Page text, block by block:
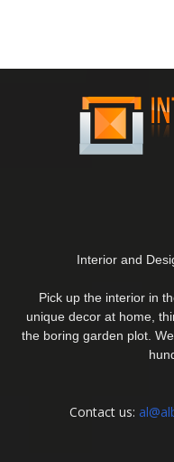
Interior and
Pick up the interior in
unique decor at home,
the boring garden plot.
Contact us: